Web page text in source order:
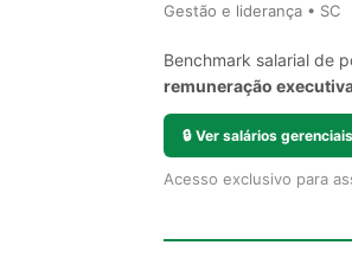
Gestão e liderança • SC
Benchmark salarial de
remuneração
🔒 Ver salários gerenciais
Acesso exclusivo para